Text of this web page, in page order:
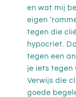
en wat mij
eigen
tegen die
hypocriet.
tegen een
je iets tegen
Verwijs die
goede